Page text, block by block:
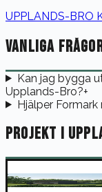
UPPLANDS-BRO
VANLIGA
Kan jag bygga
Upplands-Bro?+
Hjälper
PROJEKT I
BRF. MOLNSTIGEN